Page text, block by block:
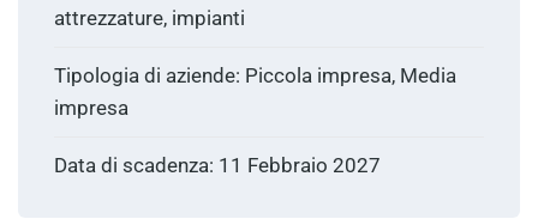
attrezzature, impianti
Tipologia di aziende: Piccola impresa, Media
impresa
Data di scadenza: 11 Febbraio 2027